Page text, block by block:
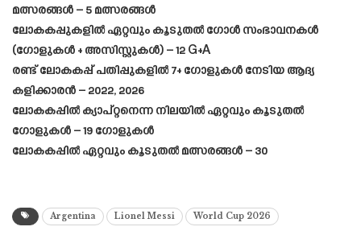
മത്സരങ്ങൾ – 5 മത്സരങ്ങൾ
ലോകകപ്പുകളിൽ ഏറ്റവും കൂടുതൽ ഗോൾ സംഭാവനകൾ
(ഗോളുകൾ + അസിസ്റ്റുകൾ) – 12 G+A
രണ്ട് ലോകകപ്പ് പതിപ്പുകളിൽ 7+ ഗോളുകൾ നേടിയ ആദ്യ
കളിക്കാരൻ – 2022, 2026
ലോകകപ്പിൽ ക്യാപ്റ്റനെന്ന നിലയിൽ ഏറ്റവും കൂടുതൽ
ഗോളുകൾ – 19 ഗോളുകൾ
ലോകകപ്പിൽ ഏറ്റവും കൂടുതൽ മത്സരങ്ങൾ – 30
Argentina Lionel Messi World Cup 2026